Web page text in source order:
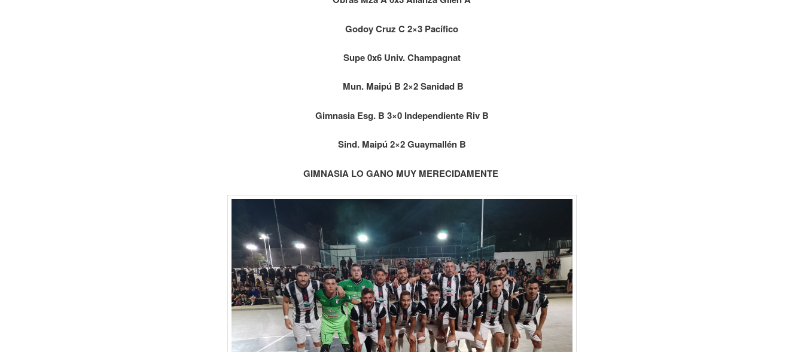
Godoy Cruz C 2×3 Pacífico
Supe 0x6 Univ. Champagnat
Mun. Maipú B 2×2 Sanidad B
Gimnasia Esg. B 3×0 Independiente Riv B
Sind. Maipú 2×2 Guaymallén B
GIMNASIA LO GANO MUY MERECIDAMENTE